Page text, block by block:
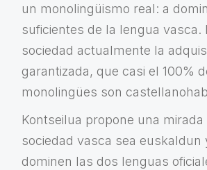
un monolingüismo real: a
suficientes de la lengua
sociedad actualmente la
garantizada, que casi el 100%
monolingües son
Kontseilua propone una
sociedad vasca sea
dominen las dos lenguas